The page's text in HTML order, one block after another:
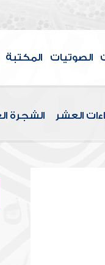
الصوتيات المكتبة
العشر الشجرة